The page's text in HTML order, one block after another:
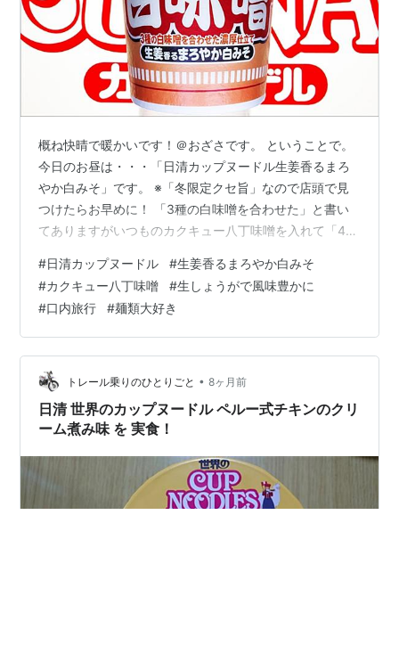
概ね快晴で暖かいです！＠おざさです。 ということで。
今日のお昼は・・・「日清カップヌードル生姜香るまろ
やか白みそ」です。 ※「冬限定クセ旨」なので店頭で見
つけたらお早めに！ 「3種の白味噌を合わせた」と書い
てありますがいつものカクキュー八丁味噌を入れて「4種
れてみようっと。 中身は直に粉末スープ・かやく（謎
肉・ねぎ・キャベツ・にんじん・しょうが）が入ってま
す。麺はカプヌ麺です。 にんにく・味の素を適量入れ熱
湯3分ですが1分半〜で開封、カットネギ・八丁味噌・
S&B生しょうが・一味唐辛子をかけいただきます。 八丁
味噌を混ぜる前にスープを味わいま…
#日清カップヌードル #生姜香るまろやか白みそ
#カクキュー八丁味噌 #生しょうがで風味豊かに
#口内旅行 #麺類大好き
トレール乗りのひとりごと • 8ヶ月前
日清 世界のカップヌードル ペルー式チキンのクリ
ーム煮み味 を 実食！